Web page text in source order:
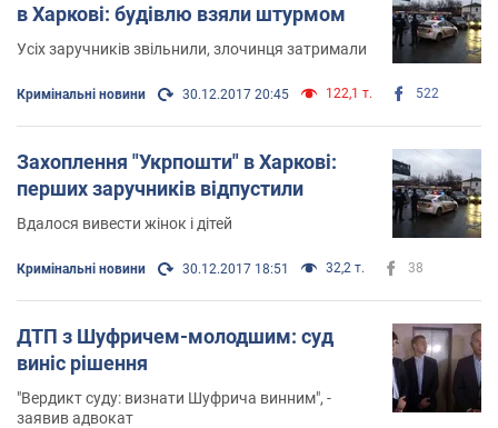
в Харкові: будівлю взяли штурмом
Усіх заручників звільнили, злочинця затримали
Кримінальні новини 30.12.2017 20:45 122,1 т. 522
Захоплення "Укрпошти" в Харкові:
перших заручників відпустили
Вдалося вивести жінок і дітей
Кримінальні новини 30.12.2017 18:51 32,2 т. 38
ДТП з Шуфричем-молодшим: суд
виніс рішення
"Вердикт суду: визнати Шуфрича винним", -
заявив адвокат